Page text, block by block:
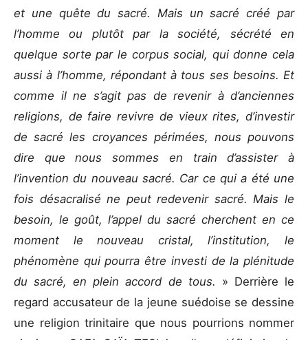
et une quête du sacré. Mais un sacré créé par
l’homme ou plutôt par la société, sécrété en
quelque sorte par le corpus social, qui donne cela
aussi à l’homme, répondant à tous ses besoins. Et
comme il ne s’agit pas de revenir à d’anciennes
religions, de faire revivre de vieux rites, d’investir
de sacré les croyances périmées, nous pouvons
dire que nous sommes en train d’assister à
l’invention du nouveau sacré. Car ce qui a été une
fois désacralisé ne peut redevenir sacré. Mais le
besoin, le goût, l’appel du sacré cherchent en ce
moment le nouveau cristal, l’institution, le
phénomène qui pourra être investi de la plénitude
du sacré, en plein accord de tous. » Derrière le
regard accusateur de la jeune suédoise se dessine
une religion trinitaire que nous pourrions nommer